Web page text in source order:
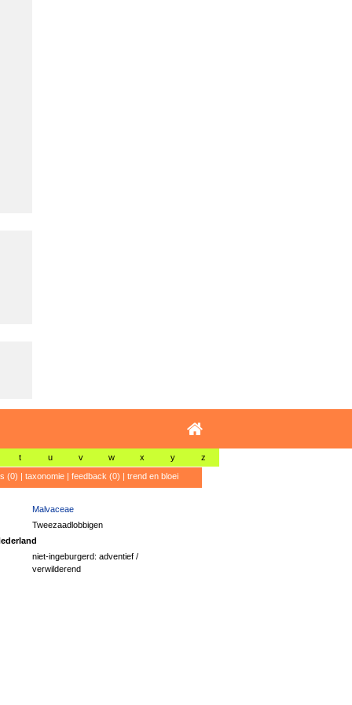
t u v w x y z
(0) | taxonomie| feedback (0) | trend en bloei
Malvaceae
Tweezaadlobbigen
niet-ingeburgerd: adventief /
verwilderend